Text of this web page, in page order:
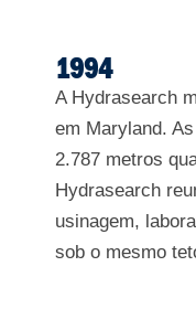
1994
A Hydrasearch
em Maryland.
2.787 metros
Hydrasearch
usinagem,
sob o mesmo